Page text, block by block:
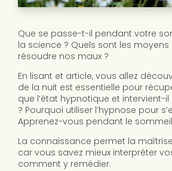
Que se passe-t-il pendant votre
la science ? Quels sont les
résoudre nos maux ?
En lisant et article, vous allez
de la nuit est essentielle pour
que l’état hypnotique et intervient-
? Pourquoi utiliser l’hypnose pour
Apprenez-vous pendant le
La connaissance permet la
car vous savez mieux interpréter
comment y remédier.